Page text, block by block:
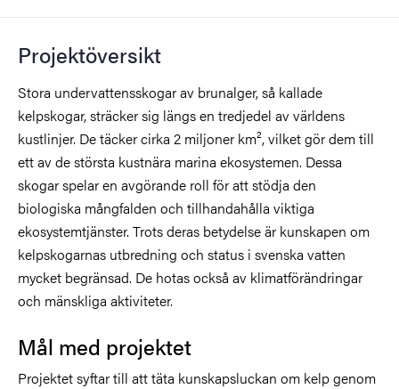
Projektöversikt
Stora undervattensskogar av brunalger, så kallade
kelpskogar, sträcker sig längs en tredjedel av världens
kustlinjer. De täcker cirka 2 miljoner km², vilket gör dem till
ett av de största kustnära marina ekosystemen. Dessa
skogar spelar en avgörande roll för att stödja den
biologiska mångfalden och tillhandahålla viktiga
ekosystemtjänster. Trots deras betydelse är kunskapen om
kelpskogarnas utbredning och status i svenska vatten
mycket begränsad. De hotas också av klimatförändringar
och mänskliga aktiviteter.
Mål med projektet
Projektet syftar till att täta kunskapsluckan om kelp genom